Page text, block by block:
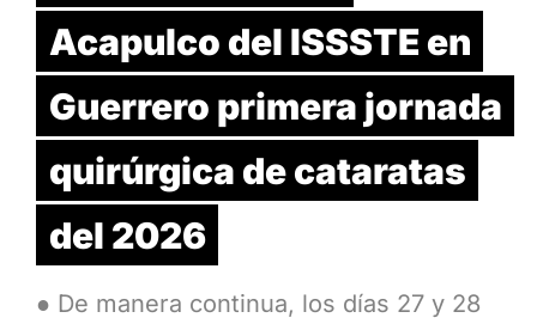
Acapulco del ISSSTE en
Guerrero primera jornada
quirúrgica de cataratas
del 2026
● De manera continua, los días 27 y 28